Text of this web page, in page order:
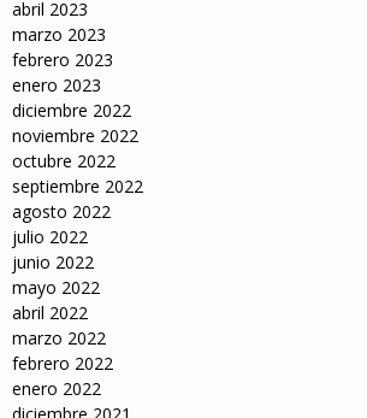
abril 2023
marzo 2023
febrero 2023
enero 2023
diciembre 2022
noviembre 2022
octubre 2022
septiembre 2022
agosto 2022
julio 2022
junio 2022
mayo 2022
abril 2022
marzo 2022
febrero 2022
enero 2022